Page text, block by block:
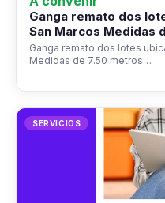
Ganga remato dos
San Marcos Medidas
Ganga remato dos lotes
Medidas de 7.50 metros…
SERVICIOS